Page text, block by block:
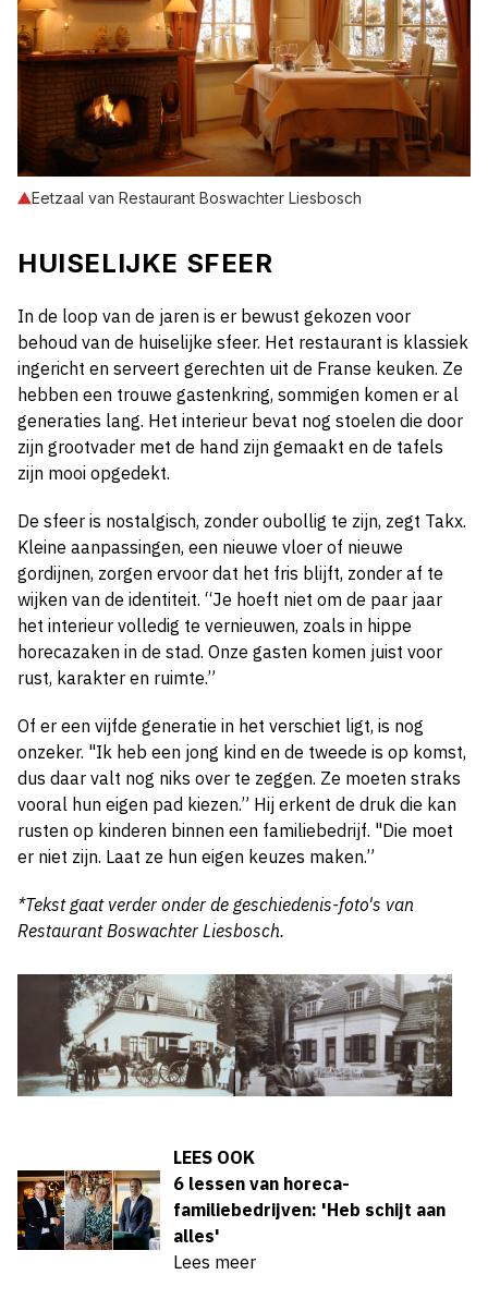
Eetzaal van Restaurant Boswachter Liesbosch
HUISELIJKE SFEER
In de loop van de jaren is er bewust gekozen voor
behoud van de huiselijke sfeer. Het restaurant is klassiek
ingericht en serveert gerechten uit de Franse keuken. Ze
hebben een trouwe gastenkring, sommigen komen er al
generaties lang. Het interieur bevat nog stoelen die door
zijn grootvader met de hand zijn gemaakt en de tafels
zijn mooi opgedekt.
De sfeer is nostalgisch, zonder oubollig te zijn, zegt Takx.
Kleine aanpassingen, een nieuwe vloer of nieuwe
gordijnen, zorgen ervoor dat het fris blijft, zonder af te
wijken van de identiteit. “Je hoeft niet om de paar jaar
het interieur volledig te vernieuwen, zoals in hippe
horecazaken in de stad. Onze gasten komen juist voor
rust, karakter en ruimte.”
Of er een vijfde generatie in het verschiet ligt, is nog
onzeker. "Ik heb een jong kind en de tweede is op komst,
dus daar valt nog niks over te zeggen. Ze moeten straks
vooral hun eigen pad kiezen.” Hij erkent de druk die kan
rusten op kinderen binnen een familiebedrijf. "Die moet
er niet zijn. Laat ze hun eigen keuzes maken.”
*Tekst gaat verder onder de geschiedenis-foto's van
Restaurant Boswachter Liesbosch.
LEES OOK
6 lessen van horeca-
familiebedrijven: 'Heb schijt aan
alles'
Lees meer